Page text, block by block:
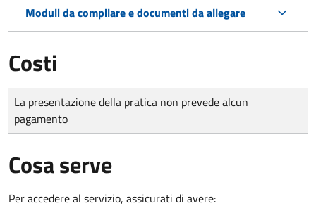
Moduli da compilare e documenti da allegare
Costi
Tipo di pagamento
Importo
La presentazione della pratica non prevede alcun
pagamento
Cosa serve
Per accedere al servizio, assicurati di avere: